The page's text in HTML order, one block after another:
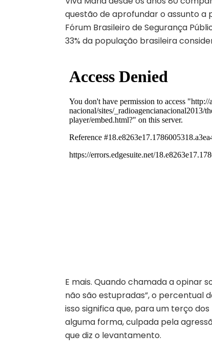
questão de aprofundar o assunto a
Fórum Brasileiro de Segurança
33% da população brasileira
E mais. Quando chamada a opinar
não são estupradas”, o percentual
isso significa que, para um terço
alguma forma, culpada pela
que diz o levantamento.